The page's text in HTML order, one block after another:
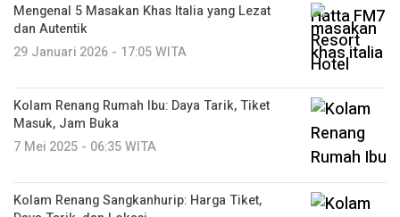
Mengenal 5 Masakan Khas Italia yang Lezat
dan Autentik
29 Januari 2026 - 17:05 WITA
Kolam Renang Rumah Ibu: Daya Tarik, Tiket
Masuk, Jam Buka
7 Mei 2025 - 06:35 WITA
Kolam Renang Sangkanhurip: Harga Tiket,